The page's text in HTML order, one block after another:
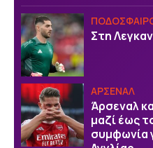
Στη
ΑΡΣΕΝΑΛ
Άρσεναλ
μαζί έως
συμφωνία